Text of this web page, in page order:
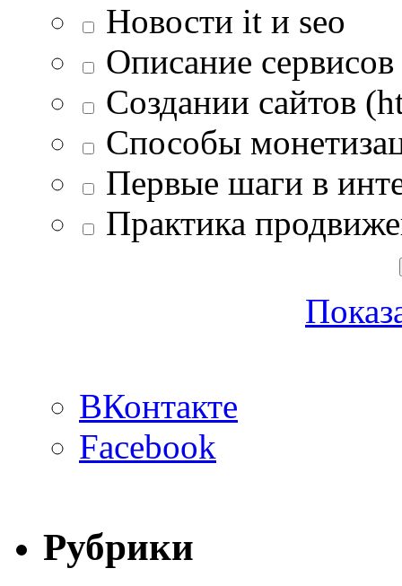
Новости it и seo
Описание
Создании сайтов
Способы
Первые шаги в
Практика
ВКонтакте
Facebook
Рубрики